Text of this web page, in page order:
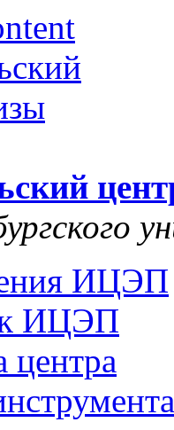
ИЦЭП
ИЦЭП
центра